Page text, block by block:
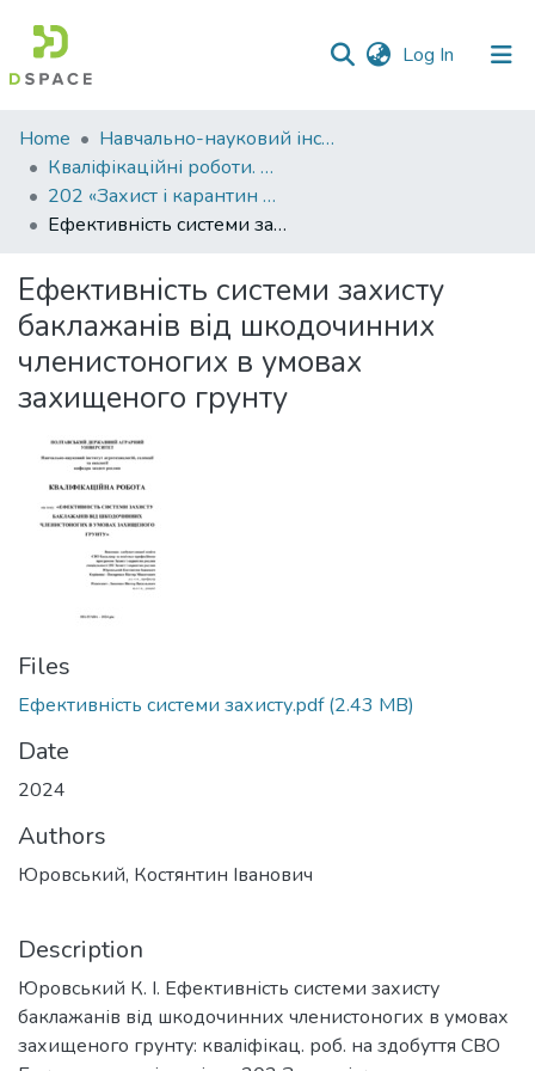
Log In (current)
Communities
&
Collections
All of DSpace
Statistics
Home
Навчально-науковий інститут агротехнологій, селекції та екології
Кваліфікаційні роботи. ННІ агротехнологій, селекції та екології
202 «Захист і карантин рослин » - Бакалаври 2023-2024
Ефективність системи захисту баклажанів від шкодочинних членистоногих в умовах захищеного грунту
Ефективність системи захисту
баклажанів від шкодочинних
членистоногих в умовах
захищеного грунту
Files
Ефективність системи захисту.pdf(2.43 MB)
Date
2024
Authors
Юровський, Костянтин Іванович
Description
Юровський К. І. Ефективність системи захисту
баклажанів від шкодочинних членистоногих в умовах
захищеного грунту: кваліфікац. роб. на здобуття СВО